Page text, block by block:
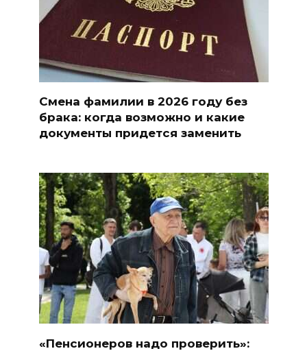
Смена фамилии в 2026 году без
брака: когда возможно и какие
документы придется заменить
«Пенсионеров надо проверить»: